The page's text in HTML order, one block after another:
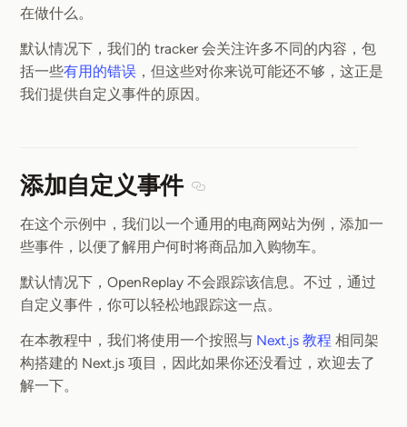
在做什么。
默认情况下，我们的 tracker 会关注许多不同的内容，包
括一些有用的错误 ，但这些对你来说可能还不够，这正是
我们提供自定义事件的原因。
添加自定义事件
在这个示例中，我们以一个通用的电商网站为例，添加一
些事件，以便了解用户何时将商品加入购物车。
默认情况下，OpenReplay 不会跟踪该信息。不过，通过
自定义事件，你可以轻松地跟踪这一点。
在本教程中，我们将使用一个按照与 Next.js 教程 相同架
构搭建的 Next.js 项目，因此如果你还没看过，欢迎去了
解一下。